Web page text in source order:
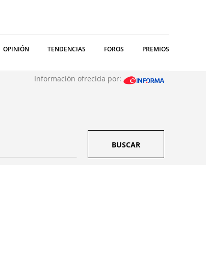
OPINIÓN TENDENCIAS FOROS PREMIOS
Información ofrecida por:
BUSCAR